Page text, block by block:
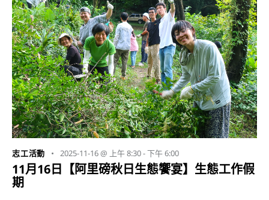
志工活動 2025-11-16 @ 上午 8:30-下午 6:00
11月16日【阿里磅秋日生態饗宴】生態工作假
期